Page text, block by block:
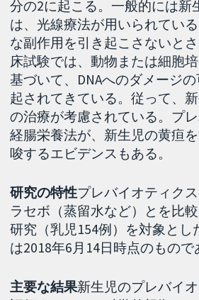
分の2に起こる。一般的には新
は、光線療法が用いられてい
な副作用を引き起こさないと
床試験では、動物または細胞
基づいて、DNAへのダメージ
起されてきている。従って、
の治療が考慮されている。プ
経腸栄養法が、新生児の黄疸
唆するエビデンスもある。
研究の特性プレバイオティク
ラセボ（蒸留水など）とを比
研究（乳児154例）を対象とし
は2018年6月14日時点のもので
主要な結果新生児のプレバイ